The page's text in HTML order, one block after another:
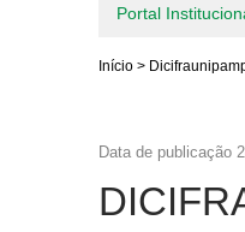
Portal
Início >
Data de publicação